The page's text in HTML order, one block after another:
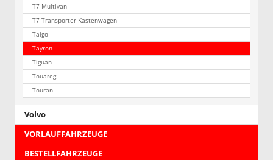
T7 Multivan
T7 Transporter Kastenwagen
Taigo
Tayron
Tiguan
Touareg
Touran
Volvo
VORLAUFFAHRZEUGE
BESTELLFAHRZEUGE